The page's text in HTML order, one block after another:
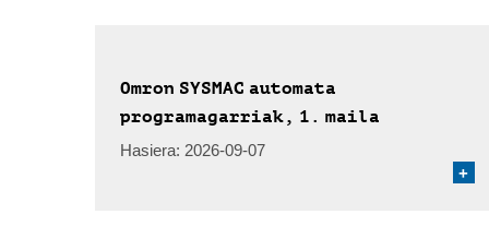
Omron SYSMAC automata
programagarriak, 1. maila
Hasiera: 2026-09-07
+